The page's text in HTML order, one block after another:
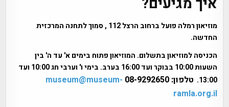
מוזיאון רמלה פועל ברחוב הרצל 112 , סמוך לתחנה המרכזית
החדשה.
הכניסה למוזיאון בתשלום. המוזיאון פתוח בימים א' עד ה' בין
השעות 10:00 בבוקר ועד 16:00 בערב. בימי ו' וערבי חג 10:00 ועד
13:00. טלפון: 08-9292650
museum@museum-
ramla.org.il